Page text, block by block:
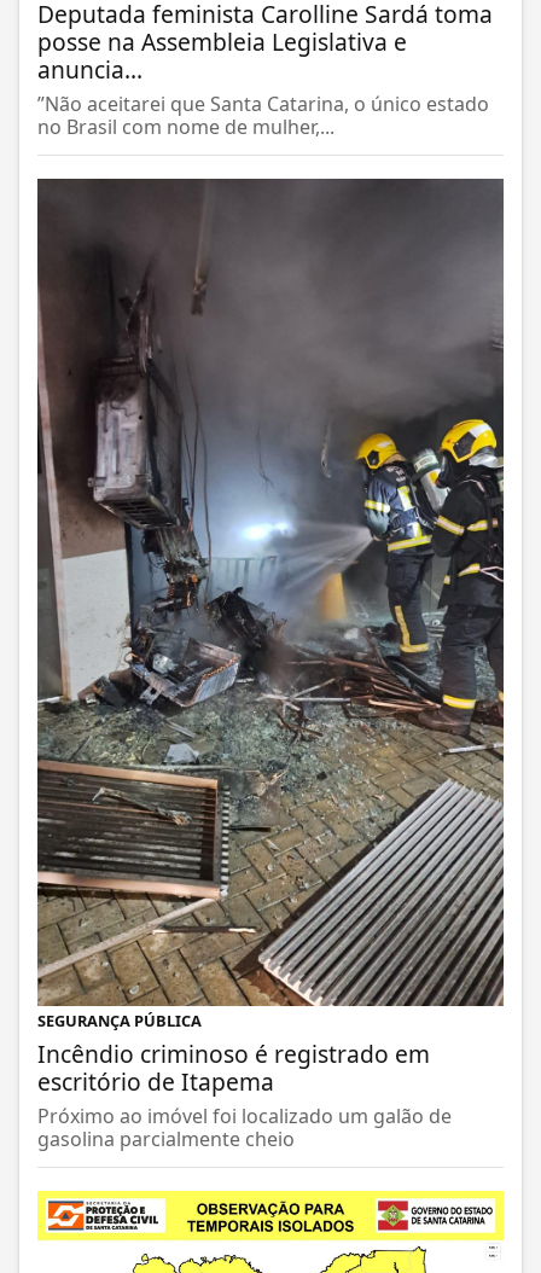
Deputada feminista Carolline Sardá toma
posse na Assembleia Legislativa e
anuncia...
”Não aceitarei que Santa Catarina, o único estado
no Brasil com nome de mulher,...
SEGURANÇA PÚBLICA
Incêndio criminoso é registrado em
escritório de Itapema
Próximo ao imóvel foi localizado um galão de
gasolina parcialmente cheio